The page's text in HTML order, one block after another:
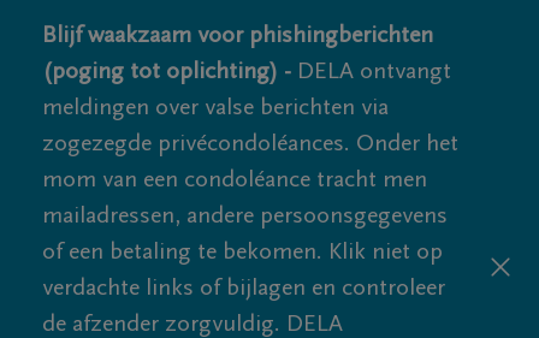
Blijf waakzaam voor phishingberichten
(poging tot oplichting) - DELA ontvangt
meldingen over valse berichten via
zogezegde privécondoléances. Onder het
mom van een condoléance tracht men
mailadressen, andere persoonsgegevens
of een betaling te bekomen. Klik niet op
verdachte links of bijlagen en controleer
de afzender zorgvuldig. DELA